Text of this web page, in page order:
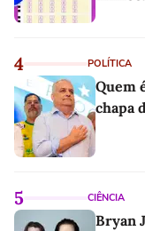
4 POLÍTICA
Quem
chapa
5 CIÊNCIA
Bryan